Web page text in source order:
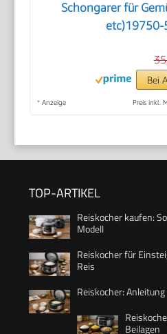
Schongarer für
etc)19750-
Bei
* Anzeige Preis inkl.
TOP-ARTIKEL
Reiskocher kaufen:
Modell
Reiskocher für
Reis
Reiskocher:
Beilagen